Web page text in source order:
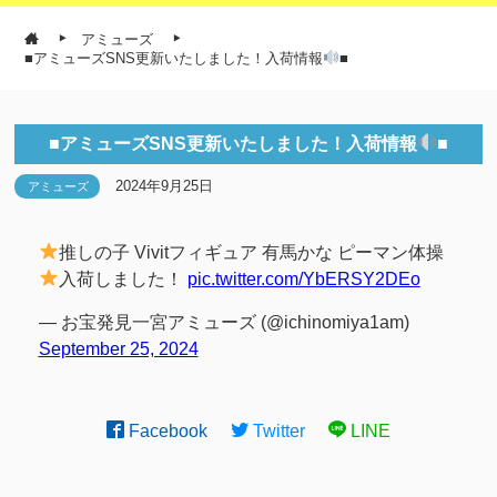
アミューズ
■アミューズSNS更新いたしました！入荷情報
■
■アミューズSNS更新いたしました！入荷情報 ■
アミューズ 2024年9月25日
推しの子 Vivitフィギュア 有馬かな ピーマン体操
入荷しました！ pic.twitter.com/YbERSY2DEo
— お宝発見一宮アミューズ (@ichinomiya1am)
September 25, 2024
Facebook Twitter LINE